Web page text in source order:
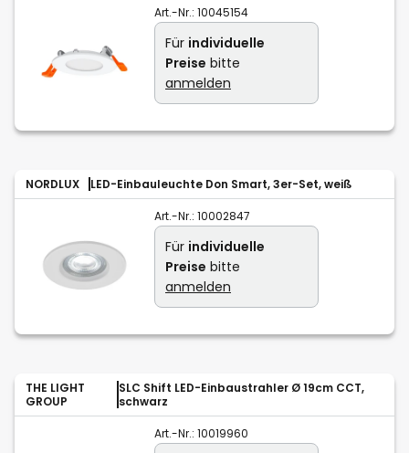
Art.-Nr.: 10045154
Für individuelle
Preise bitte
anmelden
NORDLUX LED-Einbauleuchte Don Smart, 3er-Set, weiß
Art.-Nr.: 10002847
Für individuelle
Preise bitte
anmelden
THE LIGHT
GROUP
SLC Shift LED-Einbaustrahler Ø 19cm CCT,
schwarz
Art.-Nr.: 10019960